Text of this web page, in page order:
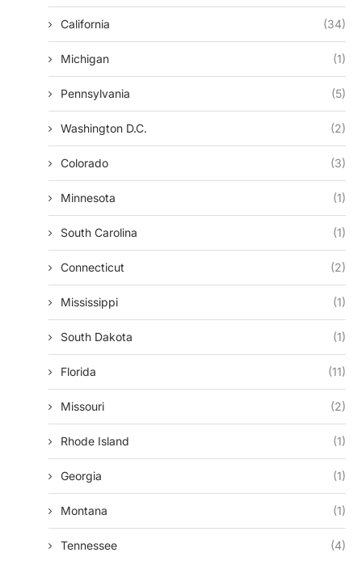
California (34)
Michigan (1)
Pennsylvania (5)
Washington D.c. (2)
Colorado (3)
Minnesota (1)
South Carolina (1)
Connecticut (2)
Mississippi (1)
South Dakota (1)
Florida (11)
Missouri (2)
Rhode Island (1)
Georgia (1)
Montana (1)
Tennessee (4)